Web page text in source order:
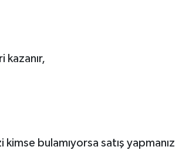
kazanır,
bulamıyorsa satış yapmanız